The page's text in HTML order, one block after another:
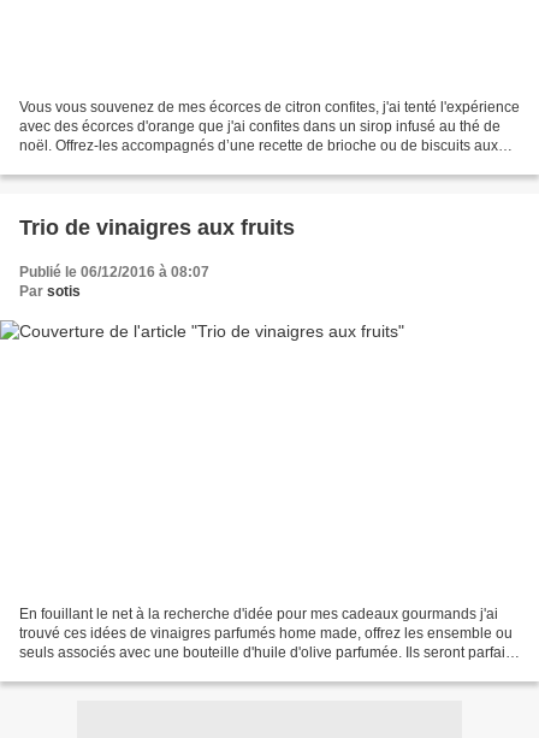
Vous vous souvenez de mes écorces de citron confites, j'ai tenté l'expérience
avec des écorces d'orange que j'ai confites dans un sirop infusé au thé de
noël. Offrez-les accompagnés d’une recette de brioche ou de biscuits aux
Trio de vinaigres aux fruits
Publié le 06/12/2016 à 08:07
Par sotis
En fouillant le net à la recherche d'idée pour mes cadeaux gourmands j'ai
trouvé ces idées de vinaigres parfumés home made, offrez les ensemble ou
seuls associés avec une bouteille d'huile d'olive parfumée. Ils seront parfaits